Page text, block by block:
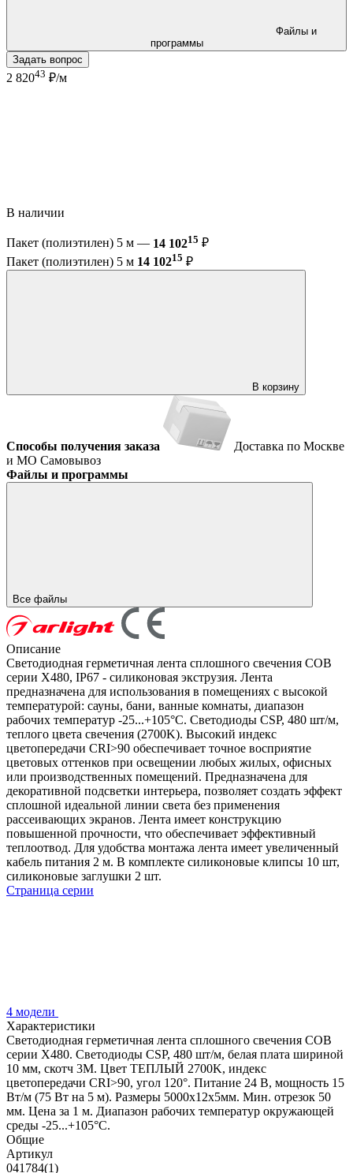
программы
Задать вопрос
2 82043 ₽/м
В наличии
Пакет (полиэтилен) 5 м — 14 10215 ₽
Пакет (полиэтилен) 5 м 14 10215 ₽
В корзину
Способы получения заказа
Доставка по Москве
и МО Самовывоз
Файлы и программы
Все файлы
Описание
Светодиодная герметичная лента сплошного свечения COB
серии X480, IP67 - силиконовая экструзия. Лента
предназначена для использования в помещениях с высокой
температурой: сауны, бани, ванные комнаты, диапазон
рабочих температур -25...+105°С. Светодиоды CSP, 480 шт/м,
теплого цвета свечения (2700K). Высокий индекс
цветопередачи CRI>90 обеспечивает точное восприятие
цветовых оттенков при освещении любых жилых, офисных
или производственных помещений. Предназначена для
декоративной подсветки интерьера, позволяет создать эффект
сплошной идеальной линии света без применения
рассеивающих экранов. Лента имеет конструкцию
повышенной прочности, что обеспечивает эффективный
теплоотвод. Для удобства монтажа лента имеет увеличенный
кабель питания 2 м. В комплекте силиконовые клипсы 10 шт,
силиконовые заглушки 2 шт.
Страница серии
4 модели
Характеристики
Светодиодная герметичная лента сплошного свечения COB
серии X480. Светодиоды CSP, 480 шт/м, белая плата шириной
10 мм, скотч 3M. Цвет ТЕПЛЫЙ 2700K, индекс
цветопередачи CRI>90, угол 120°. Питание 24 В, мощность 15
Вт/м (75 Вт на 5 м). Размеры 5000x12x5мм. Мин. отрезок 50
мм. Цена за 1 м. Диапазон рабочих температур окружающей
среды -25...+105°С.
Общие
Артикул
041784(1)